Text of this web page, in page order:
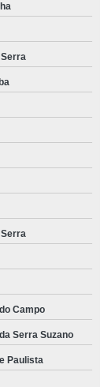
Campo
Serra Suzano
Paulista